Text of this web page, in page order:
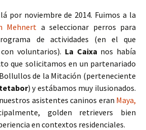
por noviembre de 2014. Fuimos a la
Mehnert a seleccionar perros para
de actividades (en el que
voluntarios). La Caixa nos había
que solicitamos en un partenariado
de la Mitación (perteneciente
) y estábamos muy ilusionados.
asistentes caninos eran Maya,
golden retrievers bien
en contextos residenciales.